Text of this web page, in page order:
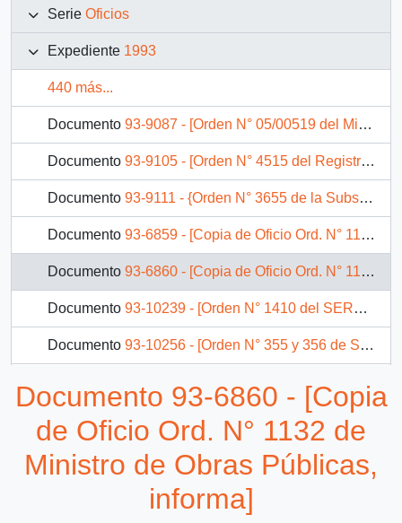
Serie Oficios
Expediente 1993
440 más...
Documento 93-9087 - [Orden N° 05/00519 del Ministerio de Educación]
Documento 93-9105 - [Orden N° 4515 del Registro Civil]
Documento 93-9111 - {Orden N° 3655 de la Subsecretaría del Ministerio de Salud]
Documento 93-6859 - [Copia de Oficio Ord. N° 1127 de Ministro de Obras Públicas, informa]
Documento 93-6860 - [Copia de Oficio Ord. N° 1132 de Ministro de Obras Públicas, informa]
Documento 93-10239 - [Orden N° 1410 del SEREMI de Vivienda y Urbanismo]
Documento 93-10256 - [Orden N° 355 y 356 de SEREMI de Vivienda III Región]
93-10268 - [Orden N° 1183 de la División Económica del Ministerio del Interior]
Documento 93-10272 - [Orden N° 1739 del SEREMI de Salud X Región]
2842 más...
Documento 93-6860 - [Copia
de Oficio Ord. N° 1132 de
Ministro de Obras Públicas,
informa]